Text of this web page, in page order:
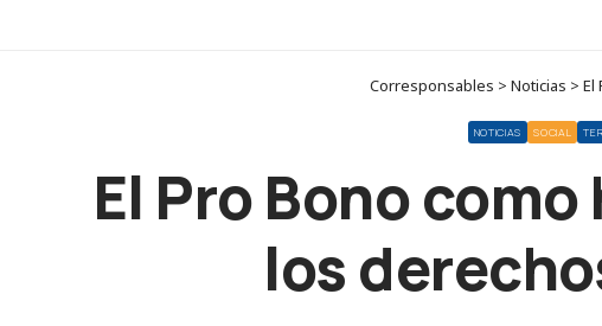
Corresponsables > Noticias >
NOTICIAS SOCIAL
El Pro Bono
los